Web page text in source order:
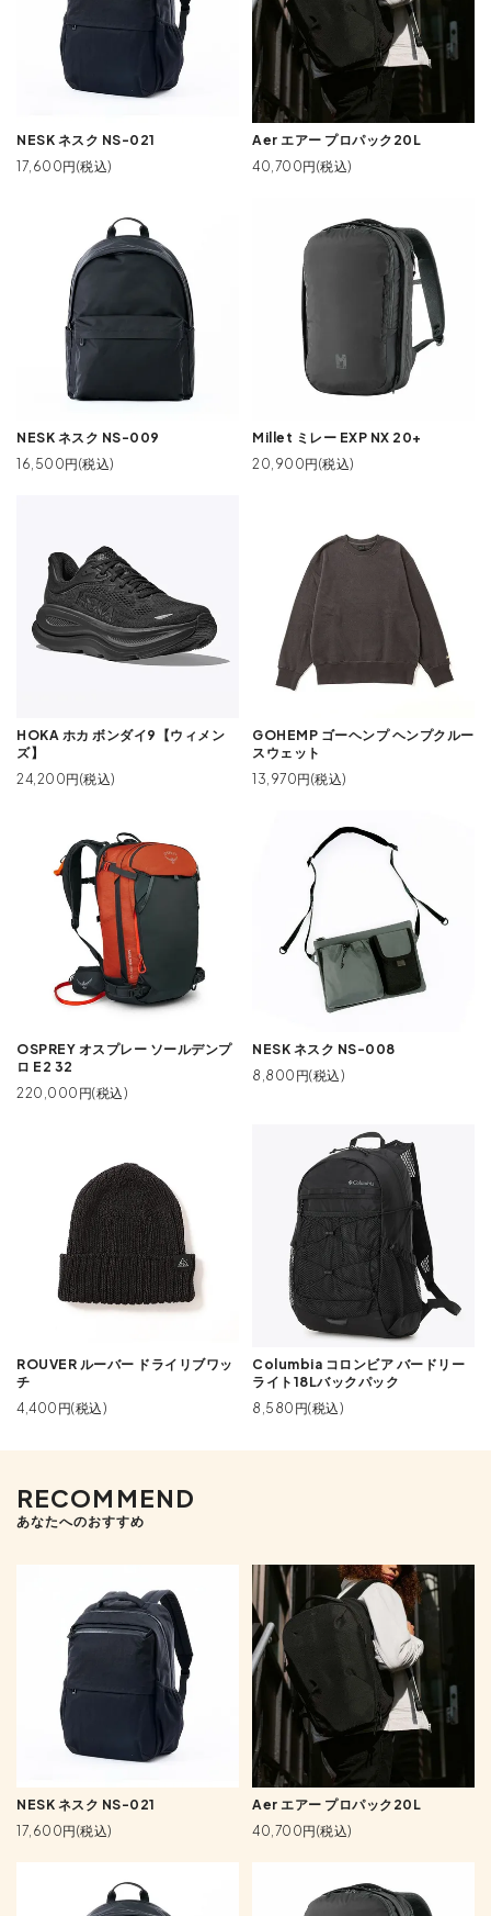
NESK ネスク NS-021
17,600円(税込)
Aer エアー プロパック20L
40,700円(税込)
NESK ネスク NS-009
16,500円(税込)
Millet ミレー EXP NX 20+
20,900円(税込)
HOKA ホカ ボンダイ9【ウィメン
ズ】
24,200円(税込)
GOHEMP ゴーヘンプ ヘンプクルー
スウェット
13,970円(税込)
OSPREY オスプレー ソールデンプ
ロ E2 32
220,000円(税込)
NESK ネスク NS-008
8,800円(税込)
ROUVER ルーバー ドライリブワッ
チ
4,400円(税込)
Columbia コロンビア バードリー
ライト18Lバックパック
8,580円(税込)
RECOMMEND
あなたへのおすすめ
NESK ネスク NS-021
17,600円(税込)
Aer エアー プロパック20L
40,700円(税込)